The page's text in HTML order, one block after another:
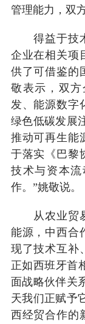
管理能力，双
得益于技术
企业在相关项
供了可借鉴的
敬表示，双
发、能源数字
绿色低碳发展
推动可再生能
于落实《巴黎
技术与资本
作。”姚敬说。
从农业贸易
能源，中西合
现了技术互补
正如西班牙首
面战略伙伴关
天我们正赋予
西经贸合作的